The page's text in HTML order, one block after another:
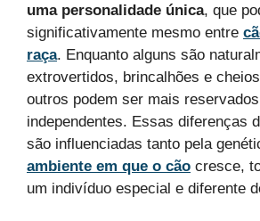
uma personalidade única, que
significativamente mesmo entre
raça. Enquanto alguns são
extrovertidos, brincalhões e
outros podem ser mais
independentes. Essas diferenças
são influenciadas tanto pela
ambiente em que o cão cresce,
um indivíduo especial e diferente